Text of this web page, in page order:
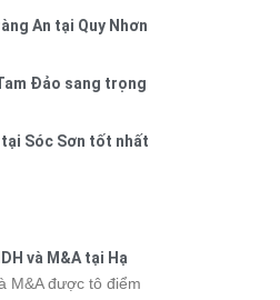
An tại Quy Nhơn
Đảo sang trọng
Sóc Sơn tốt nhất
và M&A tại Hạ
M&A được tô điểm